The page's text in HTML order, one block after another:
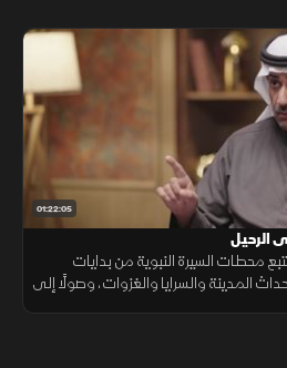
01:22:05
الرحيل
محطات السيرة النبوية من بدايات
المدينة والسرايا والغزوات، وصولًا إلى